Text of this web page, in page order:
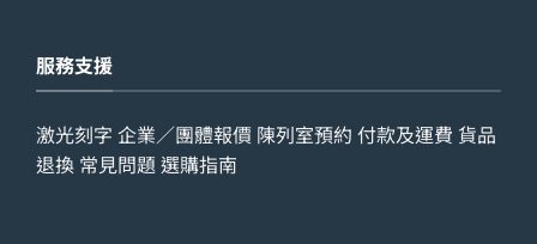
服務支援
激光刻字 企業／團體報價 陳列室預約 付款及運費 貨品
退換 常見問題 選購指南